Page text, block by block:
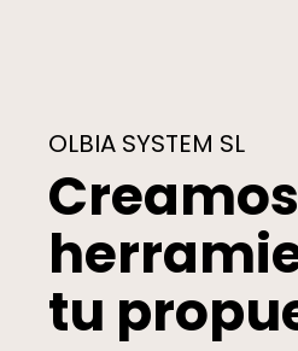
OLBIA SYSTEM SL
tu